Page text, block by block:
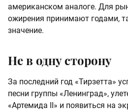
американском аналоге. Для
ожирения принимают годами,
значение.
Не в одну сторону
За последний год «Тирзетта»
песни группы «Ленинград»,
«Артемида II» и появиться на